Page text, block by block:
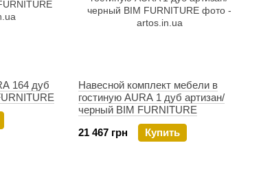
164 дуб
Навесной комплект мебели в
гостиную AURA 1 дуб артизан/
черный BIM FURNITURE
21 467 грн
Купить